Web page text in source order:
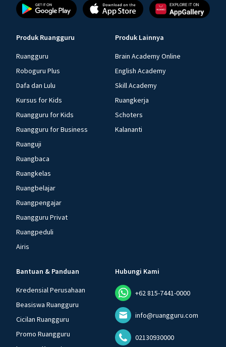
Produk Ruangguru
Ruangguru
Roboguru Plus
Dafa dan Lulu
Kursus for Kids
Ruangguru for Kids
Ruangguru for Business
Ruanguji
Ruangbaca
Ruangkelas
Ruangbelajar
Ruangpengajar
Ruangguru Privat
Ruangpeduli
Airis
Produk Lainnya
Brain Academy Online
English Academy
Skill Academy
Ruangkerja
Schoters
Kalananti
Bantuan & Panduan
Kredensial Perusahaan
Beasiswa Ruangguru
Cicilan Ruangguru
Promo Ruangguru
Hubungi Kami
+62 815-7441-0000
info@ruangguru.com
02130930000